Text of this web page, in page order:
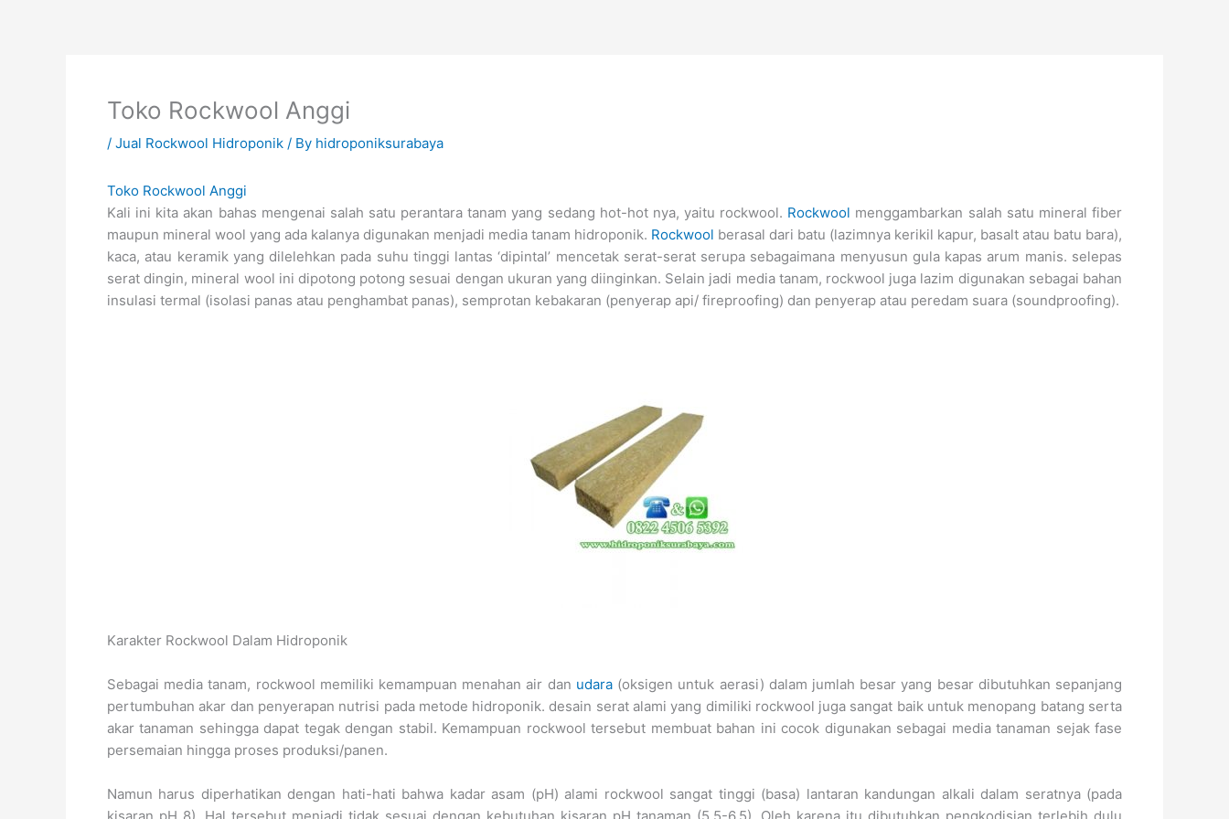
Toko Rockwool Anggi
/ Jual Rockwool Hidroponik / By hidroponiksurabaya
Toko Rockwool Anggi
Kali ini kita akan bahas mengenai salah satu perantara tanam yang sedang hot-hot nya, yaitu rockwool. Rockwool menggambarkan salah satu mineral fiber
maupun mineral wool yang ada kalanya digunakan menjadi media tanam hidroponik. Rockwool berasal dari batu (lazimnya kerikil kapur, basalt atau batu bara),
kaca, atau keramik yang dilelehkan pada suhu tinggi lantas ‘dipintal’ mencetak serat-serat serupa sebagaimana menyusun gula kapas arum manis. selepas
serat dingin, mineral wool ini dipotong potong sesuai dengan ukuran yang diinginkan. Selain jadi media tanam, rockwool juga lazim digunakan sebagai bahan
insulasi termal (isolasi panas atau penghambat panas), semprotan kebakaran (penyerap api/ fireproofing) dan penyerap atau peredam suara (soundproofing).
Karakter Rockwool Dalam Hidroponik
Sebagai media tanam, rockwool memiliki kemampuan menahan air dan udara(oksigen untuk aerasi) dalam jumlah besar yang besar dibutuhkan sepanjang
pertumbuhan akar dan penyerapan nutrisi pada metode hidroponik. desain serat alami yang dimiliki rockwool juga sangat baik untuk menopang batang serta
akar tanaman sehingga dapat tegak dengan stabil. Kemampuan rockwool tersebut membuat bahan ini cocok digunakan sebagai media tanaman sejak fase
persemaian hingga proses produksi/panen.
Namun harus diperhatikan dengan hati-hati bahwa kadar asam (pH) alami rockwool sangat tinggi (basa) lantaran kandungan alkali dalam seratnya (pada